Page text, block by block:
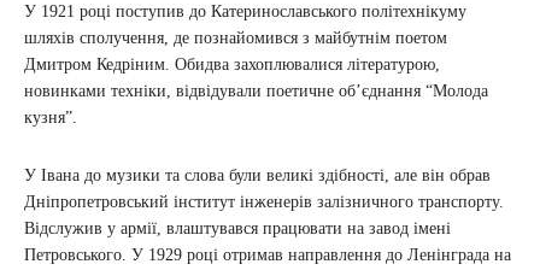
У 1921 році поступив до Катеринославського політехнікуму
шляхів сполучення, де познайомився з майбутнім поетом
Дмитром Кедріним. Обидва захоплювалися літературою,
новинками техніки, відвідували поетичне об’єднання “Молода
кузня”.
У Івана до музики та слова були великі здібності, але він обрав
Дніпропетровський інститут інженерів залізничного транспорту.
Відслужив у армії, влаштувався працювати на завод імені
Петровського. У 1929 році отримав направлення до Ленінграда на